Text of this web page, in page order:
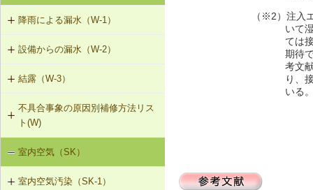
T-1-003 ラッチボルト受金物の調整
T-1-007 敷居のレベル調整
T-1-008 建具上桟削り調整
降雨による漏水（W-1）
W-1-401 けらば水切の再施工
W-1-402 軒先水切・軒どいの再施工
W-1-403 棟部下地の再施工
板の再施工
W-1-405 開口部材取付け部のシーリ
設備からの漏水（W-2）
W-2-001 混合水栓の接続部品の交換
W-2-002 給湯配管の取替え、再固定
W-2-003 給水・給湯配管接続部のガ
スケット交換
W-2-004 継手の交換
結露（W-3）
W-3-001 防露型の便器・ロータンク
に交換
W-3-002 結露受、結露排水口の追加
W-3-003 熱交換型換気扇の設置
不具合事象の原因別補修方法リス
ト(W)
降雨による漏水（W-1）
設備からの漏水（W-2）
室内空気（SK）
室内空気汚染（SK-1）
（※2）注入
いて
ては
期待
考文
り、
いる